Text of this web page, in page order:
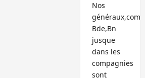
Nos
généraux,com
Bde,Bn
jusque
dans les
compagnies
sont